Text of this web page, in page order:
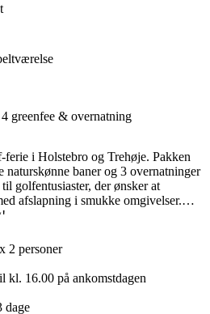
greenfee & overnatning
i Holstebro og Trehøje. Pakken
naturskønne baner og 3 overnatninger
golfentusiaster, der ønsker at
afslapning i smukke omgivelser.
2 personer
kl. 16.00 på ankomstdagen
dage